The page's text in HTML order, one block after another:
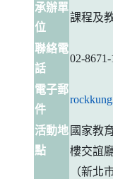
承辦單
位
課程及
聯絡電
話
02-
電子郵
件
活動地
點
國家教
樓交誼
（新北